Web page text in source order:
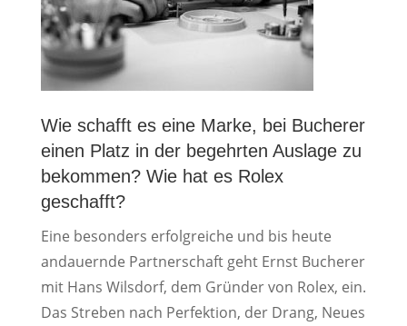
Wie schafft es eine Marke, bei Bucherer
einen Platz in der begehrten Auslage zu
bekommen? Wie hat es Rolex
geschafft?
Eine besonders erfolgreiche und bis heute
andauernde Partnerschaft geht Ernst Bucherer
mit Hans Wilsdorf, dem Gründer von Rolex, ein.
Das Streben nach Perfektion, der Drang, Neues